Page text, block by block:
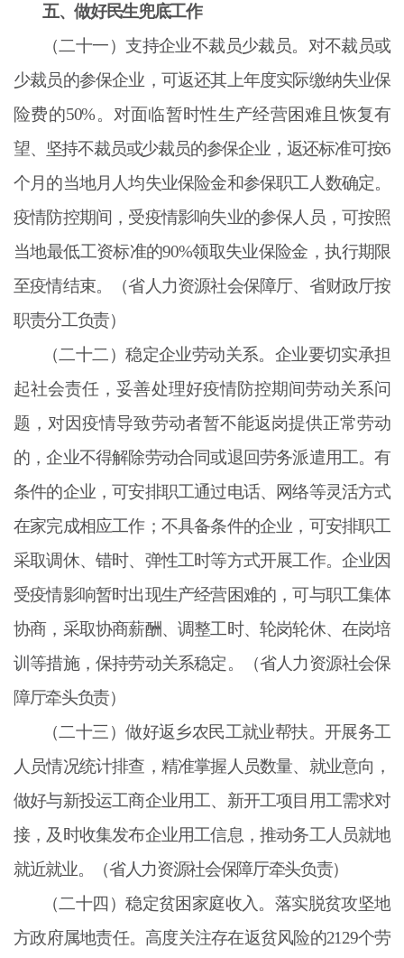
五、做好民生兜底工作
（二十一）支持企业不裁员少裁员。对不裁员或
少裁员的参保企业，可返还其上年度实际缴纳失业保
险费的50%。对面临暂时性生产经营困难且恢复有
望、坚持不裁员或少裁员的参保企业，返还标准可按6
个月的当地月人均失业保险金和参保职工人数确定。
疫情防控期间，受疫情影响失业的参保人员，可按照
当地最低工资标准的90%领取失业保险金，执行期限
至疫情结束。（省人力资源社会保障厅、省财政厅按
职责分工负责）
（二十二）稳定企业劳动关系。企业要切实承担
起社会责任，妥善处理好疫情防控期间劳动关系问
题，对因疫情导致劳动者暂不能返岗提供正常劳动
的，企业不得解除劳动合同或退回劳务派遣用工。有
条件的企业，可安排职工通过电话、网络等灵活方式
在家完成相应工作；不具备条件的企业，可安排职工
采取调休、错时、弹性工时等方式开展工作。企业因
受疫情影响暂时出现生产经营困难的，可与职工集体
协商，采取协商薪酬、调整工时、轮岗轮休、在岗培
训等措施，保持劳动关系稳定。（省人力资源社会保
障厅牵头负责）
（二十三）做好返乡农民工就业帮扶。开展务工
人员情况统计排查，精准掌握人员数量、就业意向，
做好与新投运工商企业用工、新开工项目用工需求对
接，及时收集发布企业用工信息，推动务工人员就地
就近就业。（省人力资源社会保障厅牵头负责）
（二十四）稳定贫困家庭收入。落实脱贫攻坚地
方政府属地责任。高度关注存在返贫风险的2129个劳